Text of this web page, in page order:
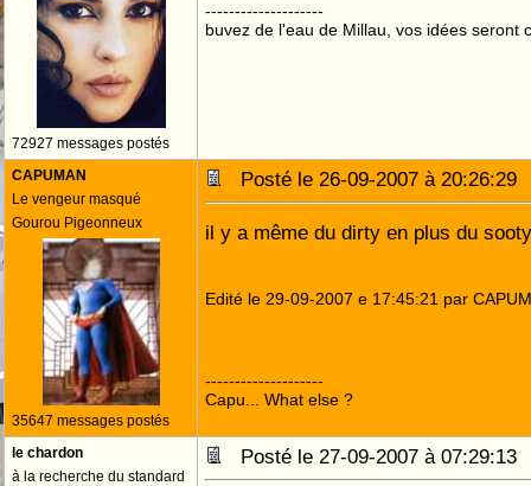
72927 messages postés
--------------------
buvez de l'eau de Millau, vos idées seront
CAPUMAN
Le vengeur masqué
Gourou Pigeonneux
35647 messages postés
Posté le 26-09-2007 à
il y a même du dirty en plus du
Edité le 29-09-2007 e 17:45:21 par
--------------------
Capu... What else ?
le chardon
à la recherche du standard
Posté le 27-09-2007 à